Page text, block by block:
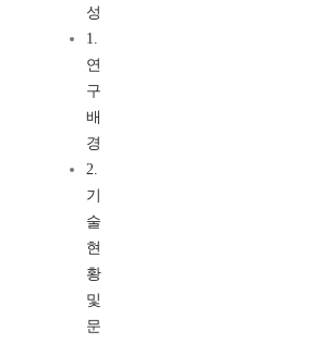
성
1.
연
구
배
경
2.
기
술
현
황
및
문